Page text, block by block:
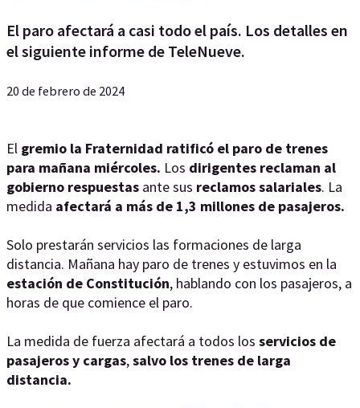
El paro afectará a casi todo el país. Los detalles en
el siguiente informe de TeleNueve.
20 de febrero de 2024
El gremio la Fraternidad ratificó el paro de trenes
para mañana miércoles. Los dirigentes reclaman al
gobierno respuestas ante sus reclamos salariales. La
medida afectará a más de 1,3 millones de pasajeros.
Solo prestarán servicios las formaciones de larga
distancia. Mañana hay paro de trenes y estuvimos en la
estación de Constitución, hablando con los pasajeros, a
horas de que comience el paro.
La medida de fuerza afectará a todos los servicios de
pasajeros y cargas,salvo los trenes de larga
distancia.